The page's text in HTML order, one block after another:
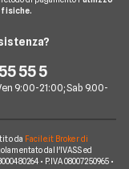
fisiche.
55 5
9:00-21:00; Sab 9.00-
da Facile.it Broker di
dall'IVASS ed
• P.IVA 08007250965 •